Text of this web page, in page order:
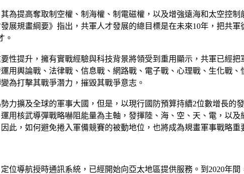
為提高奪取制空權、制海權、制電磁權，以及增強遠海和太空控
展規畫綱要》指出，共軍人才發展的總目標是在未來10年，把共
。
性提升，擁有實戰經驗與科技背景將領受到重用顯示，共軍已經
用輿論戰、法律戰、信息戰、網路戰、電子戰、心理戰、生化戰
為打擊其戰爭潛力，摧毀其戰爭意志。
力擴及全球的軍事大國，但是，以現行國防預算持續2位數增長
用核武導彈戰略嚇阻能量為主軸，發揮陸、海、空、天、電，以
此，如何避免捲入軍備競賽的被動地位，也將成為規畫軍事戰略重
位導航授時通訊系統，已經開始向亞太地區提供服務。到2020年